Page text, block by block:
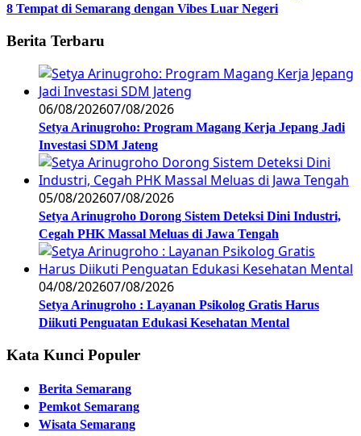
8 Tempat di Semarang dengan Vibes Luar Negeri
Berita Terbaru
06/08/202607/08/2026
Setya Arinugroho: Program Magang Kerja Jepang Jadi
Investasi SDM Jateng
05/08/202607/08/2026
Setya Arinugroho Dorong Sistem Deteksi Dini Industri,
Cegah PHK Massal Meluas di Jawa Tengah
04/08/202607/08/2026
Setya Arinugroho : Layanan Psikolog Gratis Harus
Diikuti Penguatan Edukasi Kesehatan Mental
Kata Kunci Populer
Berita Semarang
Pemkot Semarang
Wisata Semarang